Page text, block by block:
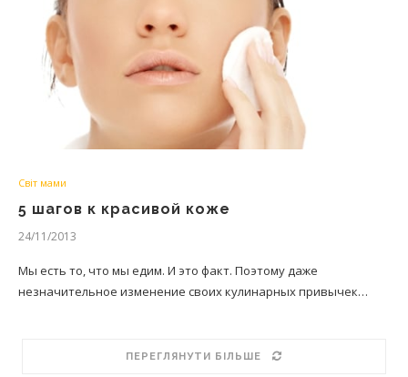
Світ мами
5 шагов к красивой коже
24/11/2013
Мы есть то, что мы едим. И это факт. Поэтому даже
незначительное изменение своих кулинарных привычек…
ПЕРЕГЛЯНУТИ БІЛЬШЕ